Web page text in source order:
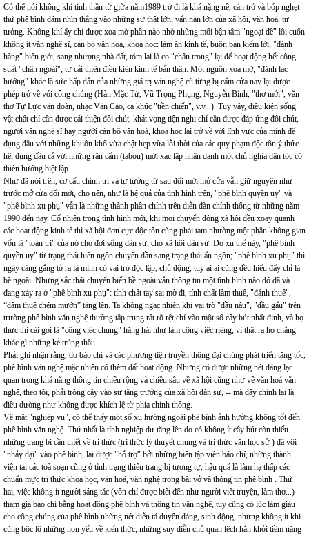
Có thể nói không khí tinh thần từ giữa năm1989 trở đi là khá nặng nề, cản trở và bóp nghẹt
thứ phê bình dám nhìn thẳng vào những sự thật lớn, vấn nạn lớn của xã hội, văn hoá, tư
tưởng. Không khí ấy chỉ được xoa mờ phần nào nhờ những mối bận tâm "ngoại đề" lôi cuốn
không ít văn nghệ sĩ, cán bộ văn hoá, khoa học: làm ăn kinh tế, buôn bán kiếm lời, "đánh
hàng" biên giới, sang nhượng nhà đất, tóm lại là co "chân trong" lại để hoạt động hết công
suất "chân ngoài", tự cải thiện điều kiện kinh tế bản thân. Một nguồn xoa mờ, "đánh lạc
hướng" khác là sức hấp dẫn của những giá trị văn nghệ cũ từng bị cấm cửa nay lại được
phép trở về với công chúng (Hàn Mặc Tử, Vũ Trọng Phụng, Nguyễn Bính, "thơ mới", văn
thơ Tự Lực văn đoàn, nhạc Văn Cao, ca khúc "tiền chiến", v.v...). Tuy vậy, điều kiện sống
vật chất chỉ cần được cải thiện đôi chút, khát vọng tiện nghi chỉ cần được đáp ứng đôi chút,
người văn nghệ sĩ hay người cán bộ văn hoá, khoa học lại trở về với lĩnh vực của mình để
đụng đầu với những khuôn khổ vừa chật hẹp vừa lỗi thời của các quy phạm độc tôn ý thức
hệ, đụng đầu cả với những răn cấm (tabou) mới xác lập nhân danh một chủ nghĩa dân tộc có
thiên hướng biệt lập.
Như đã nói trên, cơ cấu chính trị và tư tưởng từ sau đổi mới mở cửa vẫn giữ nguyên như
trước mở cửa đổi mới, cho nên, như là hệ quả của tình hình trên, "phê bình quyền uy" và
"phê bình xu phụ" vẫn là những thành phần chính trên diễn đàn chính thống từ những năm
1990 đến nay. Cố nhiên trong tình hình mới, khi mọi chuyển động xã hội đều xoay quanh
các hoạt động kinh tế thì xã hội đơn cực độc tôn cũng phải tạm nhường một phần không gian
vốn là "toàn trị" của nó cho đời sống dân sự, cho xã hội dân sự. Do xu thế này, "phê bình
quyền uy" từ trạng thái hiển ngôn chuyển dần sang trạng thái ẩn ngôn; "phê bình xu phụ" thì
ngày càng gắng tỏ ra là mình có vai trò độc lập, chủ động, tuy ai ai cũng đều hiểu đấy chỉ là
bề ngoài. Nhưng sắc thái chuyển biến bề ngoài vẫn thông tin một tình hình nào đó đã và
đang xảy ra ở "phê bình xu phụ": tính chất tay sai mờ đi, tính chất làm thuê, "đánh thuê",
“đâm thuê chém mướn” tăng lên. Ta không ngạc nhiên khi vai trò "đầu nậu", "đầu gấu" trên
trường phê bình văn nghệ thường tập trung rất rõ rệt chỉ vào một số cây bút nhất định, và họ
thực thi cái gọi là "công việc chung" hăng hái như làm công việc riêng, vì thật ra họ chẳng
khác gì những kẻ trúng thầu.
Phải ghi nhận rằng, do báo chí và các phương tiện truyền thông đại chúng phát triển tăng tốc,
phê bình văn nghệ mặc nhiên có thêm đất hoạt động. Nhưng có được những nét đáng lạc
quan trong khả năng thông tin chiều rộng và chiều sâu về xã hội cũng như về văn hoá văn
nghệ, theo tôi, phải trông cậy vào sự tăng trưởng của xã hội dân sự, -- mà đây chính lại là
điều dường như không được khích lệ từ phía chính thống.
Về mặt "nghiệp vụ", có thể thấy một số xu hướng ngoài phê bình ảnh hưởng không tốt đến
phê bình văn nghệ. Thứ nhất là tính nghiệp dư tăng lên do có không ít cây bút còn thiếu
những trang bị cần thiết về tri thức (tri thức lý thuyết chung và tri thức văn học sử ) đã vội
"nhảy đại" vào phê bình, lại được "hỗ trợ" bởi những biên tập viên báo chí, những thành
viên tại các toà soạn cũng ở tình trạng thiếu trang bị tương tự, hậu quả là làm hạ thấp các
chuẩn mực tri thức khoa học, văn hoá, văn nghệ trong bài vở và thông tin phê bình . Thứ
hai, việc không ít người sáng tác (vốn chỉ được biết đến như người viết truyện, làm thơ...)
tham gia báo chí bằng hoạt động phê bình và thông tin văn nghệ, tuy cũng có lúc làm giàu
cho công chúng của phê bình những nét diễn tả duyên dáng, sinh động, nhưng không ít khi
cũng bộc lộ những non yếu về kiến thức, những suy diễn chủ quan lệch hẳn khỏi tiềm năng